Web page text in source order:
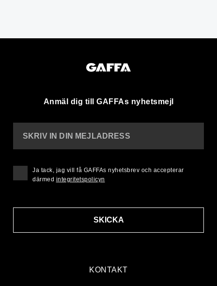
Anmäl dig till GAFFAs nyhetsmejl
KONTAKT
SKRIV IN DIN MEJLADRESS
SKICKA
Ja tack, jag vill få GAFFAs nyhetsbrev och accepterar
därmed integritetspolicyn